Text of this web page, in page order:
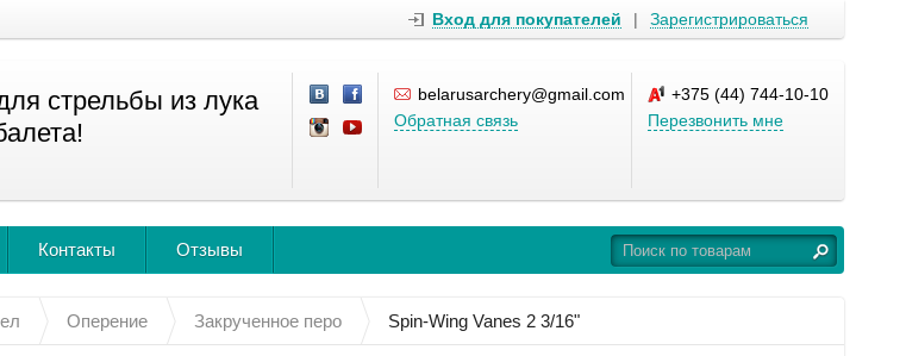
Вход для покупателей | Зарегистрироваться
стрельбы из лука
belarusarchery@gmail.com
Обратная связь
+375 (44) 744-10-10
Перезвонить мне
Контакты Отзывы
Оперение Закрученное перо Spin-Wing Vanes 2 3/16"